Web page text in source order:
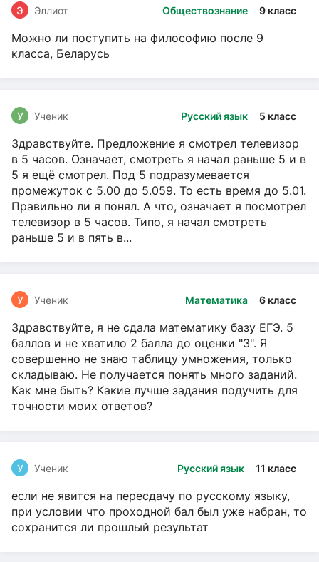
Обществознание 9 класс
Э Эллиот
Можно ли поступить на философию после 9
класса, Беларусь
Русский язык 5 класс
У Ученик
Здравствуйте. Предложение я смотрел телевизор
в 5 часов. Означает, смотреть я начал раньше 5 и в
5 я ещё смотрел. Под 5 подразумевается
промежуток с 5.00 до 5.059. То есть время до 5.01.
Правильно ли я понял. А что, означает я посмотрел
телевизор в 5 часов. Типо, я начал смотреть
раньше 5 и в пять в...
Математика 6 класс
У Ученик
Здравствуйте, я не сдала математику базу ЕГЭ. 5
баллов и не хватило 2 балла до оценки "3". Я
совершенно не знаю таблицу умножения, только
складываю. Не получается понять много заданий.
Как мне быть? Какие лучше задания подучить для
точности моих ответов?
Русский язык 11 класс
У Ученик
если не явится на пересдачу по русскому языку,
при условии что проходной бал был уже набран, то
сохранится ли прошлый результат